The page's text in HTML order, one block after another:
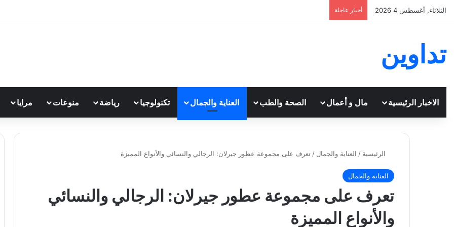
الثلاثاء, أغسطس 4 2026 أخبار عاجلة
تداوين
الاخبار الرئيسية مال و أعمال الصحة والطب العناية والجمال تكنولوجيا رياضة منوعات مرايا
الرئيسية / العناية والجمال / تعرف على مجموعة عطور جيرلان: الرجالي والنسائي والأنواع المميزة
العناية والجمال
تعرف على مجموعة عطور جيرلان: الرجالي والنسائي
والأنواع المميزة